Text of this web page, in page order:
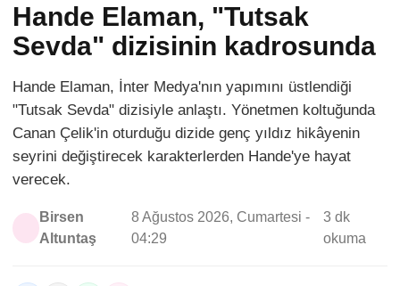
Hande Elaman, "Tutsak
Sevda" dizisinin kadrosunda
Hande Elaman, İnter Medya'nın yapımını üstlendiği
"Tutsak Sevda" dizisiyle anlaştı. Yönetmen koltuğunda
Canan Çelik'in oturduğu dizide genç yıldız hikâyenin
seyrini değiştirecek karakterlerden Hande'ye hayat
verecek.
Birsen
Altuntaş
8 Ağustos 2026, Cumartesi -
04:29
3 dk
okuma